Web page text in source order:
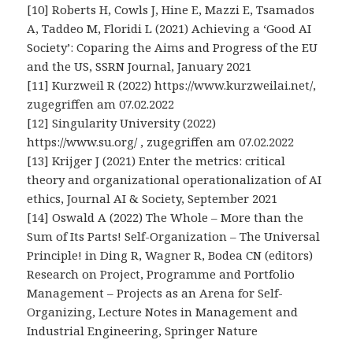
[10] Roberts H, Cowls J, Hine E, Mazzi E, Tsamados
A, Taddeo M, Floridi L (2021) Achieving a ‘Good AI
Society’: Coparing the Aims and Progress of the EU
and the US, SSRN Journal, January 2021
[11] Kurzweil R (2022) https://www.kurzweilai.net/,
zugegriffen am 07.02.2022
[12] Singularity University (2022)
https://www.su.org/ , zugegriffen am 07.02.2022
[13] Krijger J (2021) Enter the metrics: critical
theory and organizational operationalization of AI
ethics, Journal AI & Society, September 2021
[14] Oswald A (2022) The Whole – More than the
Sum of Its Parts! Self-Organization – The Universal
Principle! in Ding R, Wagner R, Bodea CN (editors)
Research on Project, Programme and Portfolio
Management – Projects as an Arena for Self-
Organizing, Lecture Notes in Management and
Industrial Engineering, Springer Nature